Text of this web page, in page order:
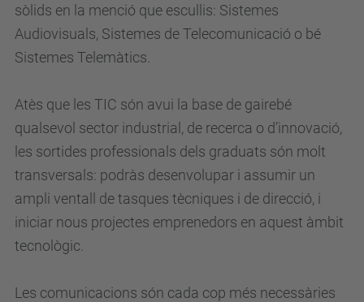
sòlids en la menció que escullis: Sistemes
Audiovisuals, Sistemes de Telecomunicació o bé
Sistemes Telemàtics.
Atès que les TIC són avui la base de gairebé
qualsevol sector industrial, de recerca o d’innovació,
les sortides professionals dels graduats són molt
transversals: podràs desenvolupar i assumir un
ampli ventall de tasques tècniques i de direcció, i
iniciar nous projectes emprenedors en aquest àmbit
tecnològic.
Les comunicacions són cada cop més necessàries